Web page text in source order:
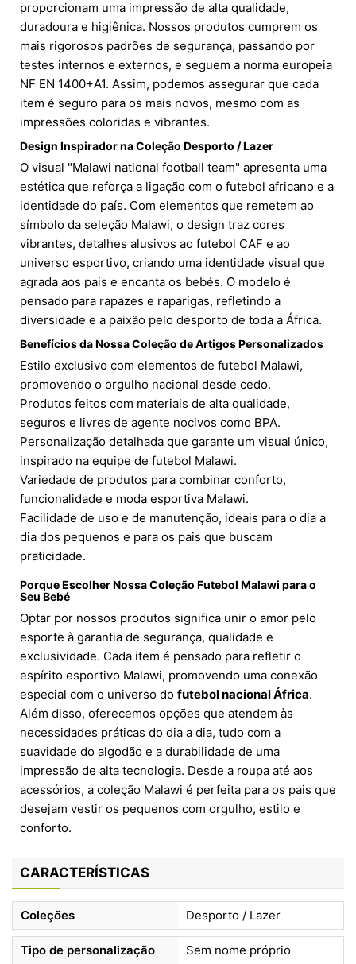
proporcionam uma impressão de alta qualidade,
duradoura e higiênica. Nossos produtos cumprem os
mais rigorosos padrões de segurança, passando por
testes internos e externos, e seguem a norma europeia
NF EN 1400+A1. Assim, podemos assegurar que cada
item é seguro para os mais novos, mesmo com as
impressões coloridas e vibrantes.
Design Inspirador na Coleção Desporto / Lazer
O visual "Malawi national football team" apresenta uma
estética que reforça a ligação com o futebol africano e a
identidade do país. Com elementos que remetem ao
símbolo da seleção Malawi, o design traz cores
vibrantes, detalhes alusivos ao futebol CAF e ao
universo esportivo, criando uma identidade visual que
agrada aos pais e encanta os bebés. O modelo é
pensado para rapazes e raparigas, refletindo a
diversidade e a paixão pelo desporto de toda a África.
Benefícios da Nossa Coleção de Artigos Personalizados
Estilo exclusivo com elementos de futebol Malawi,
promovendo o orgulho nacional desde cedo.
Produtos feitos com materiais de alta qualidade,
seguros e livres de agente nocivos como BPA.
Personalização detalhada que garante um visual único,
inspirado na equipe de futebol Malawi.
Variedade de produtos para combinar conforto,
funcionalidade e moda esportiva Malawi.
Facilidade de uso e de manutenção, ideais para o dia a
dia dos pequenos e para os pais que buscam
praticidade.
Porque Escolher Nossa Coleção Futebol Malawi para o
Seu Bebé
Optar por nossos produtos significa unir o amor pelo
esporte à garantia de segurança, qualidade e
exclusividade. Cada item é pensado para refletir o
espírito esportivo Malawi, promovendo uma conexão
especial com o universo do futebol nacional África.
Além disso, oferecemos opções que atendem às
necessidades práticas do dia a dia, tudo com a
suavidade do algodão e a durabilidade de uma
impressão de alta tecnologia. Desde a roupa até aos
acessórios, a coleção Malawi é perfeita para os pais que
desejam vestir os pequenos com orgulho, estilo e
conforto.
CARACTERÍSTICAS
Coleções Desporto / Lazer
Tipo de personalização Sem nome próprio